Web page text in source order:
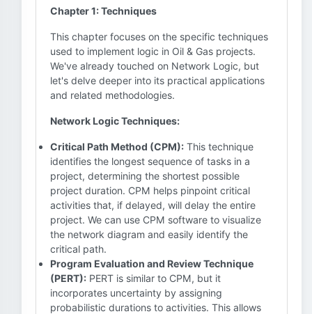
Chapter 1: Techniques
This chapter focuses on the specific techniques
used to implement logic in Oil & Gas projects.
We've already touched on Network Logic, but
let's delve deeper into its practical applications
and related methodologies.
Network Logic Techniques:
Critical Path Method (CPM): This technique
identifies the longest sequence of tasks in a
project, determining the shortest possible
project duration. CPM helps pinpoint critical
activities that, if delayed, will delay the entire
project. We can use CPM software to visualize
the network diagram and easily identify the
critical path.
Program Evaluation and Review Technique
(PERT): PERT is similar to CPM, but it
incorporates uncertainty by assigning
probabilistic durations to activities. This allows